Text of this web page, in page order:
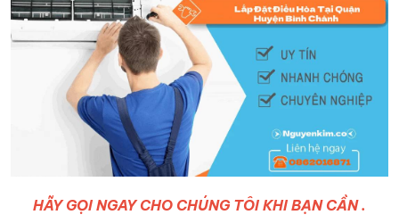
HÃY GỌI NGAY CHO CHÚNG TÔI KHI BẠN CẦN .